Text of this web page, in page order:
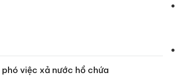
việc xả nước hồ chứa